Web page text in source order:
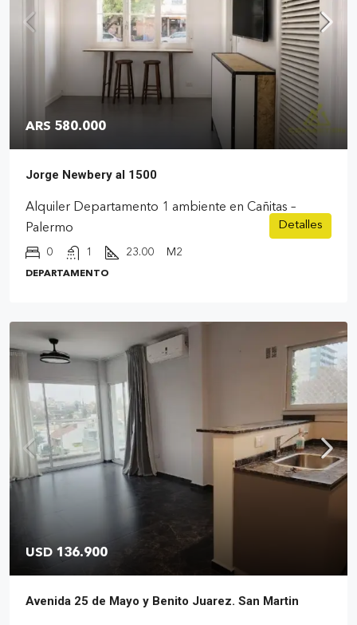
ARS 580.000
Jorge Newbery al 1500
Alquiler Departamento 1 ambiente en Cañitas –
Palermo
0 1 23.00 M2
DEPARTAMENTO
Detalles
USD 136.900
Avenida 25 de Mayo y Benito Juarez. San Martin